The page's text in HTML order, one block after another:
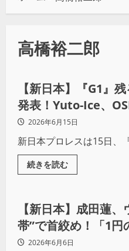
高橋裕二郎
プロレス
【新日本】『G1』
発表！Yuto-Ice、
出場なるか？
2026年6月15日
新日本プロレスは15日、
続きを読む
プロレス
【新日本】成田蓮
帯”で首絞め！「1円
帯だろ？」NEVER王
2026年6月6日